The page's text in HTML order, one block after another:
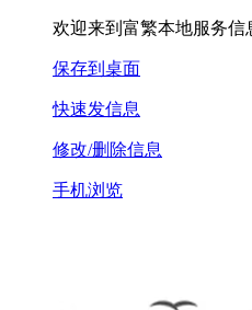
欢迎来到富繁本地服务信
保存到桌面
快速发信息
修改/删除信息
手机浏览